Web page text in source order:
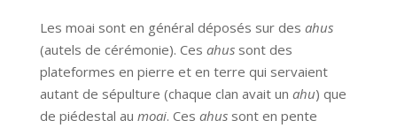
Les moai sont en général déposés sur des ahus
(autels de cérémonie). Ces ahussont des
plateformes en pierre et en terre qui servaient
autant de sépulture (chaque clan avait un ahu) que
de piédestal au moai. Ces ahussont en pente